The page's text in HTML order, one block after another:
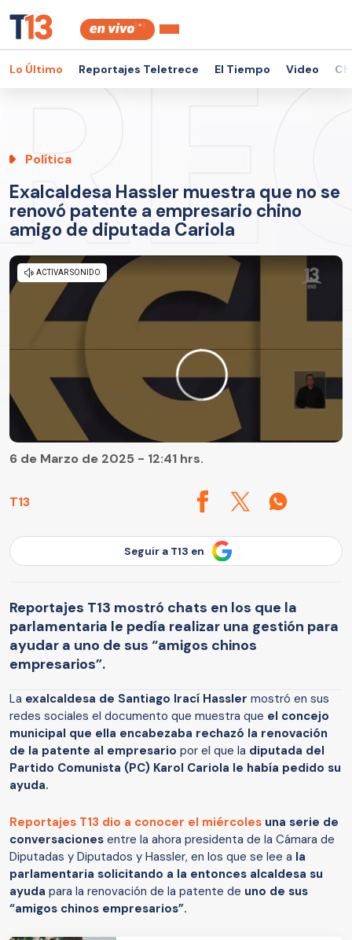
Lo Último Reportajes Teletrece El Tiempo Video
Política
Exalcaldesa Hassler muestra que no se
renovó patente a empresario chino
amigo de diputada Cariola
T13
6 de Marzo de 2025 - 12:41 hrs.
Seguir a T13 en
Reportajes T13 mostró chats en los que la
parlamentaria le pedía realizar una gestión para
ayudar a uno de sus “amigos chinos
empresarios”.
La exalcaldesa de Santiago Irací Hassler mostró en sus
redes sociales el documento que muestra que el concejo
municipal que ella encabezaba rechazó la renovación
de la patente al empresario por el que la diputada del
Partido Comunista (PC) Karol Cariola le había pedido su
ayuda.
Reportajes T13 dio a conocer el miércoles una serie de
conversaciones entre la ahora presidenta de la Cámara de
Diputadas y Diputados y Hassler, en los que se lee a la
parlamentaria solicitando a la entonces alcaldesa su
ayuda para la renovación de la patente de uno de sus
“amigos chinos empresarios”.